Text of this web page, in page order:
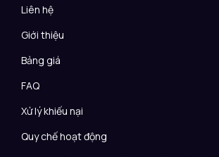
Liên hệ
Giới thiệu
Bảng giá
FAQ
Xử lý khiếu nại
Quy chế hoạt động